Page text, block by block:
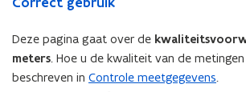
Deze pagina gaat over de
meters. Hoe u de kwaliteit van de
beschreven in Controle meetgegevens.